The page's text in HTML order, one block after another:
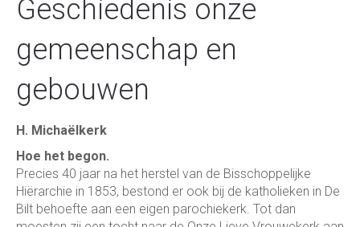
Geschiedenis onze
gemeenschap en
gebouwen
H. Michaëlkerk
Hoe het begon.
Precies 40 jaar na het herstel van de Bisschoppelijke
Hiërarchie in 1853, bestond er ook bij de katholieken in De
Bilt behoefte aan een eigen parochiekerk. Tot dan